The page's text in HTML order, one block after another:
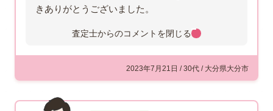
きありがとうございました。
査定士からのコメントを閉じる
2023年7月21日 / 30代 / 大分県大分市